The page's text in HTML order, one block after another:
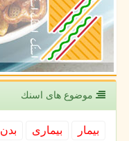
موضوع های اسنك
بیمار بیماری بدن